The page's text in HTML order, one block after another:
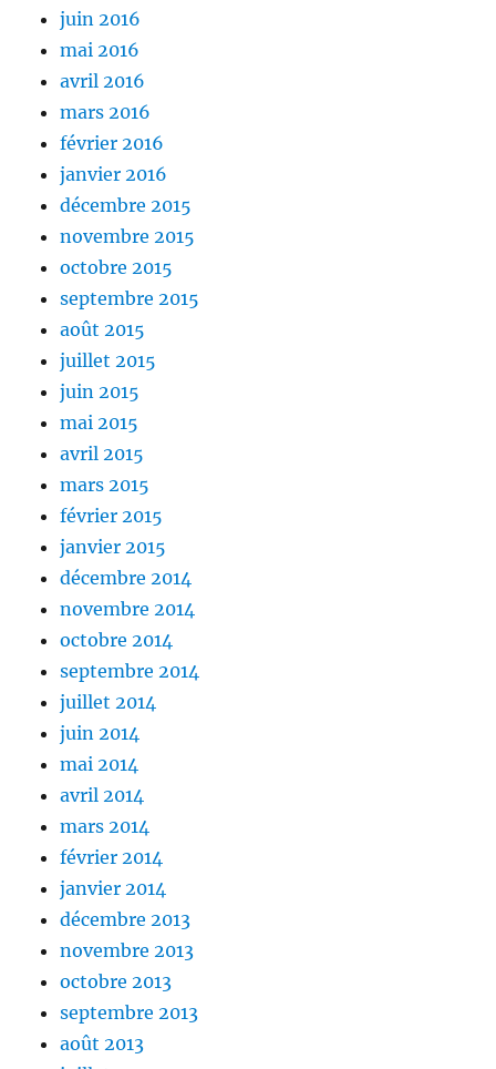
juin 2016
mai 2016
avril 2016
mars 2016
février 2016
janvier 2016
décembre 2015
novembre 2015
octobre 2015
septembre 2015
août 2015
juillet 2015
juin 2015
mai 2015
avril 2015
mars 2015
février 2015
janvier 2015
décembre 2014
novembre 2014
octobre 2014
septembre 2014
juillet 2014
juin 2014
mai 2014
avril 2014
mars 2014
février 2014
janvier 2014
décembre 2013
novembre 2013
octobre 2013
septembre 2013
août 2013